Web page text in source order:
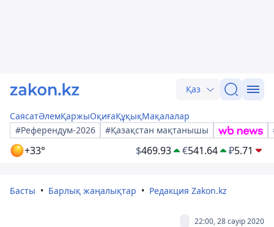
Қаз
СаясатӘлемҚаржыОқиғаҚұқықМақалалар
#Референдум-2026
#Қазақстан мақтанышы
+33° $469.93 €541.64 ₽5.71
Басты Барлық жаңалықтар Редакция Zakon.kz
22:00, 28 сәуір 2020